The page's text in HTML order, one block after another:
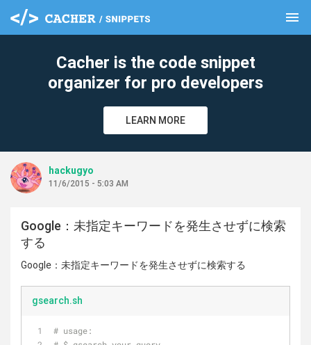
menu
Cacher is the code snippet
organizer for pro developers
LEARN MORE
hackugyo
11/6/2015 - 5:03 AM
Google：未指定キーワードを発生させずに検索
する
Google：未指定キーワードを発生させずに検索する
gsearch.sh
# usage:
clear